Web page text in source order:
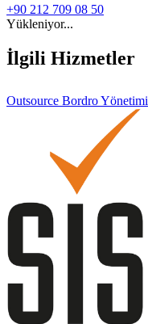
+90 212 709 08 50
Yükleniyor...
İlgili Hizmetler
Outsource Bordro Yönetimi